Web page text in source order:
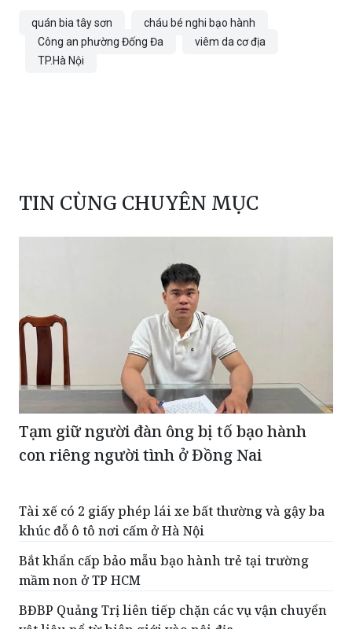
quán bia tây sơn
cháu bé nghi bạo hành
Công an phường Đống Đa
viêm da cơ địa
TP.Hà Nội
TIN CÙNG CHUYÊN MỤC
Tạm giữ người đàn ông bị tố bạo hành
con riêng người tình ở Đồng Nai
Tài xế có 2 giấy phép lái xe bất thường và gậy ba
khúc đỗ ô tô nơi cấm ở Hà Nội
Bắt khẩn cấp bảo mẫu bạo hành trẻ tại trường
mầm non ở TP HCM
BĐBP Quảng Trị liên tiếp chặn các vụ vận chuyển